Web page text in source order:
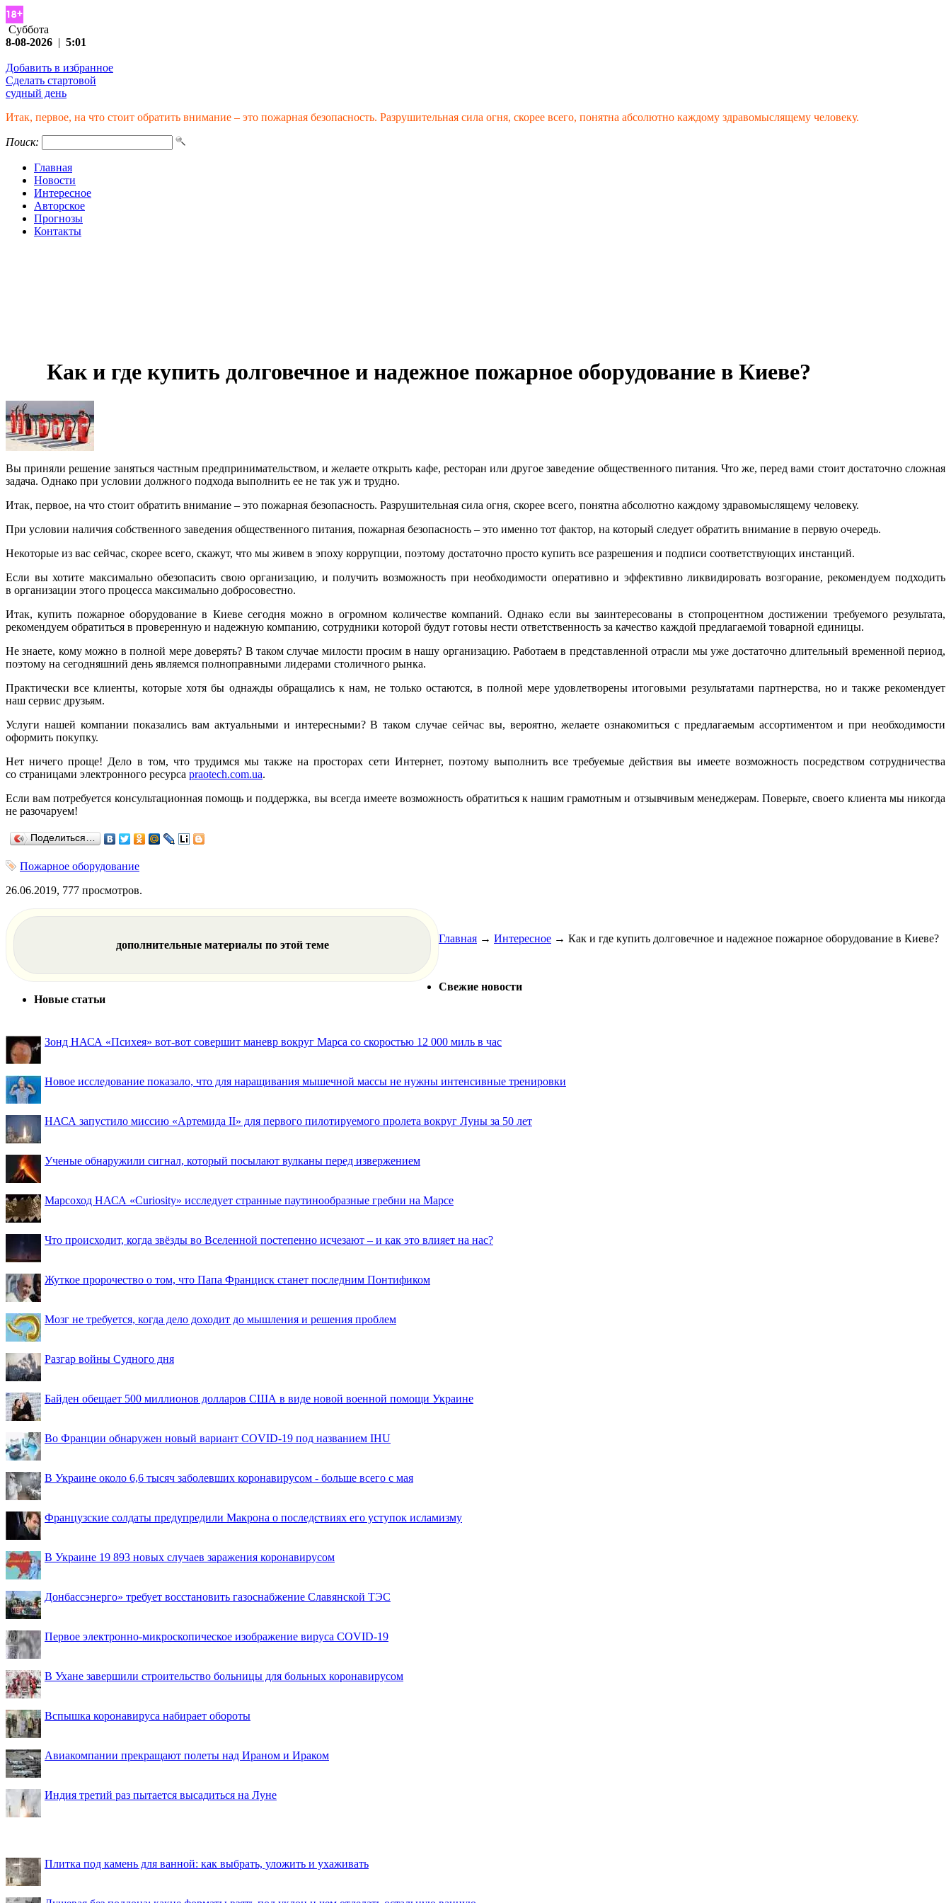
Суббота
8-08-2026 | 5:01
Добавить в избранное
Сделать стартовой
судный день
Итак, первое, на что стоит обратить внимание – это пожарная безопасность. Разрушительная сила огня, скорее всего, понятна абсолютно каждому здравомыслящему человеку.
Поиск:
Главная
Новости
Интересное
Авторское
Прогнозы
Контакты
Как и где купить долговечное и надежное пожарное оборудование в Киеве?
Вы приняли решение заняться частным предпринимательством, и желаете открыть кафе, ресторан или другое заведение общественного питания. Что же, перед вами стоит достаточно сложная
задача. Однако при условии должного подхода выполнить ее не так уж и трудно.
Итак, первое, на что стоит обратить внимание – это пожарная безопасность. Разрушительная сила огня, скорее всего, понятна абсолютно каждому здравомыслящему человеку.
При условии наличия собственного заведения общественного питания, пожарная безопасность – это именно тот фактор, на который следует обратить внимание в первую очередь.
Некоторые из вас сейчас, скорее всего, скажут, что мы живем в эпоху коррупции, поэтому достаточно просто купить все разрешения и подписи соответствующих инстанций.
Если вы хотите максимально обезопасить свою организацию, и получить возможность при необходимости оперативно и эффективно ликвидировать возгорание, рекомендуем подходить
в организации этого процесса максимально добросовестно.
Итак, купить пожарное оборудование в Киеве сегодня можно в огромном количестве компаний. Однако если вы заинтересованы в стопроцентном достижении требуемого результата,
рекомендуем обратиться в проверенную и надежную компанию, сотрудники которой будут готовы нести ответственность за качество каждой предлагаемой товарной единицы.
Не знаете, кому можно в полной мере доверять? В таком случае милости просим в нашу организацию. Работаем в представленной отрасли мы уже достаточно длительный временной период,
поэтому на сегодняшний день являемся полноправными лидерами столичного рынка.
Практически все клиенты, которые хотя бы однажды обращались к нам, не только остаются, в полной мере удовлетворены итоговыми результатами партнерства, но и также рекомендует
наш сервис друзьям.
Услуги нашей компании показались вам актуальными и интересными? В таком случае сейчас вы, вероятно, желаете ознакомиться с предлагаемым ассортиментом и при необходимости
оформить покупку.
Нет ничего проще! Дело в том, что трудимся мы также на просторах сети Интернет, поэтому выполнить все требуемые действия вы имеете возможность посредством сотрудничества
со страницами электронного ресурса praotech.com.ua.
Если вам потребуется консультационная помощь и поддержка, вы всегда имеете возможность обратиться к нашим грамотным и отзывчивым менеджерам. Поверьте, своего клиента мы никогда
не разочаруем!
Поделиться…
Пожарное оборудование
26.06.2019, 777 просмотров.
дополнительные материалы по этой теме
Главная → Интересное → Как и где купить долговечное и надежное пожарное оборудование в Киеве?
Свежие новости
Новые статьи
Зонд НАСА «Психея» вот-вот совершит маневр вокруг Марса со скоростью 12 000 миль в час
Новое исследование показало, что для наращивания мышечной массы не нужны интенсивные тренировки
НАСА запустило миссию «Артемида II» для первого пилотируемого пролета вокруг Луны за 50 лет
Ученые обнаружили сигнал, который посылают вулканы перед извержением
Марсоход НАСА «Curiosity» исследует странные паутинообразные гребни на Марсе
Что происходит, когда звёзды во Вселенной постепенно исчезают – и как это влияет на нас?
Жуткое пророчество о том, что Папа Франциск станет последним Понтификом
Мозг не требуется, когда дело доходит до мышления и решения проблем
Разгар войны Судного дня
Байден обещает 500 миллионов долларов США в виде новой военной помощи Украине
Во Франции обнаружен новый вариант COVID-19 под названием IHU
В Украине около 6,6 тысяч заболевших коронавирусом - больше всего с мая
Французские солдаты предупредили Макрона о последствиях его уступок исламизму
В Украине 19 893 новых случаев заражения коронавирусом
Донбассэнерго» требует восстановить газоснабжение Славянской ТЭС
Первое электронно-микроскопическое изображение вируса COVID-19
В Ухане завершили строительство больницы для больных коронавирусом
Вспышка коронавируса набирает обороты
Авиакомпании прекращают полеты над Ираном и Ираком
Индия третий раз пытается высадиться на Луне
Плитка под камень для ванной: как выбрать, уложить и ухаживать